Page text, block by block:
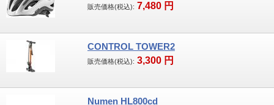
その他
店舗案内
取扱いメーカー一覧
お客様が投稿する！私、自転車を楽しんでい
販売価格(税込): 7,480 円
CONTROL TOWER2
販売価格(税込): 3,300 円
Numen HL800cd